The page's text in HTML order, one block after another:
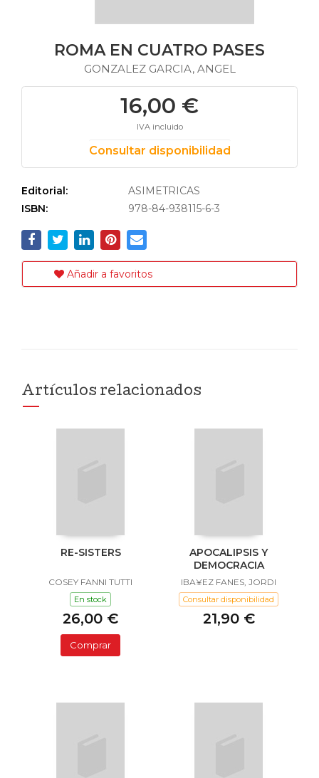
ROMA EN CUATRO PASES
GONZALEZ GARCIA, ANGEL
16,00 €
IVA incluido
Consultar disponibilidad
Editorial:
ASIMETRICAS
ISBN:
978-84-938115-6-3
Añadir a favoritos
Artículos relacionados
RE-SISTERS
COSEY FANNI TUTTI
En stock
26,00 €
Comprar
APOCALIPSIS Y
DEMOCRACIA
IBA¥EZ FANES, JORDI
Consultar disponibilidad
21,90 €